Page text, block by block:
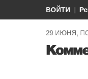
ВОЙТИ
29 ИЮНЯ,